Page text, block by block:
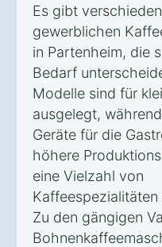
Es gibt
gewerblichen
in Partenheim, die
Bedarf
Modelle sind für
ausgelegt,
Geräte für die
höhere
eine Vielzahl von
Zu den gängigen